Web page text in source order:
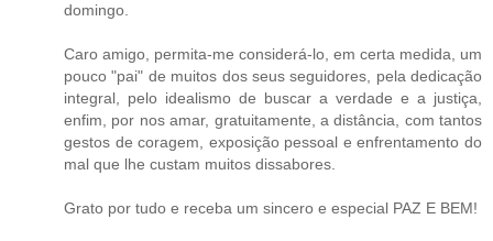
domingo.
Caro amigo, permita-me considerá-lo, em certa medida, um
pouco "pai" de muitos dos seus seguidores, pela dedicação
integral, pelo idealismo de buscar a verdade e a justiça,
enfim, por nos amar, gratuitamente, a distância, com tantos
gestos de coragem, exposição pessoal e enfrentamento do
mal que lhe custam muitos dissabores.
Grato por tudo e receba um sincero e especial PAZ E BEM!